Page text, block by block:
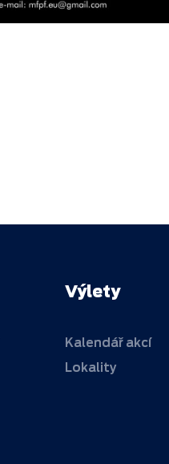
Výlety
Kalendář akcí
Lokality